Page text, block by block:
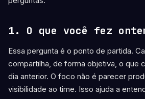
1. O que você fez
Essa pergunta é o ponto de partida.
compartilha, de forma objetiva, o que
dia anterior. O foco não é parecer
visibilidade ao time. Isso ajuda a